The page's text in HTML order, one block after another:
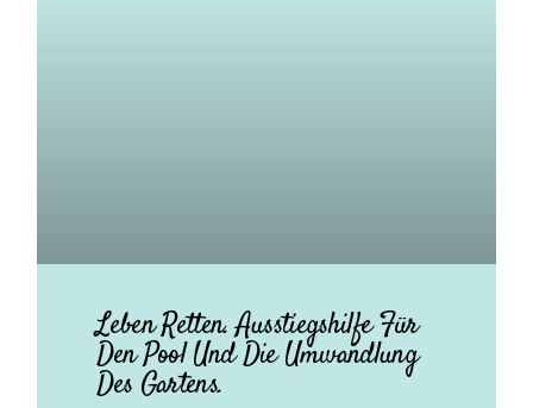
Leben Retten. Ausstiegshilfe Für
Den Pool Und Die Umwandlung
Des Gartens.